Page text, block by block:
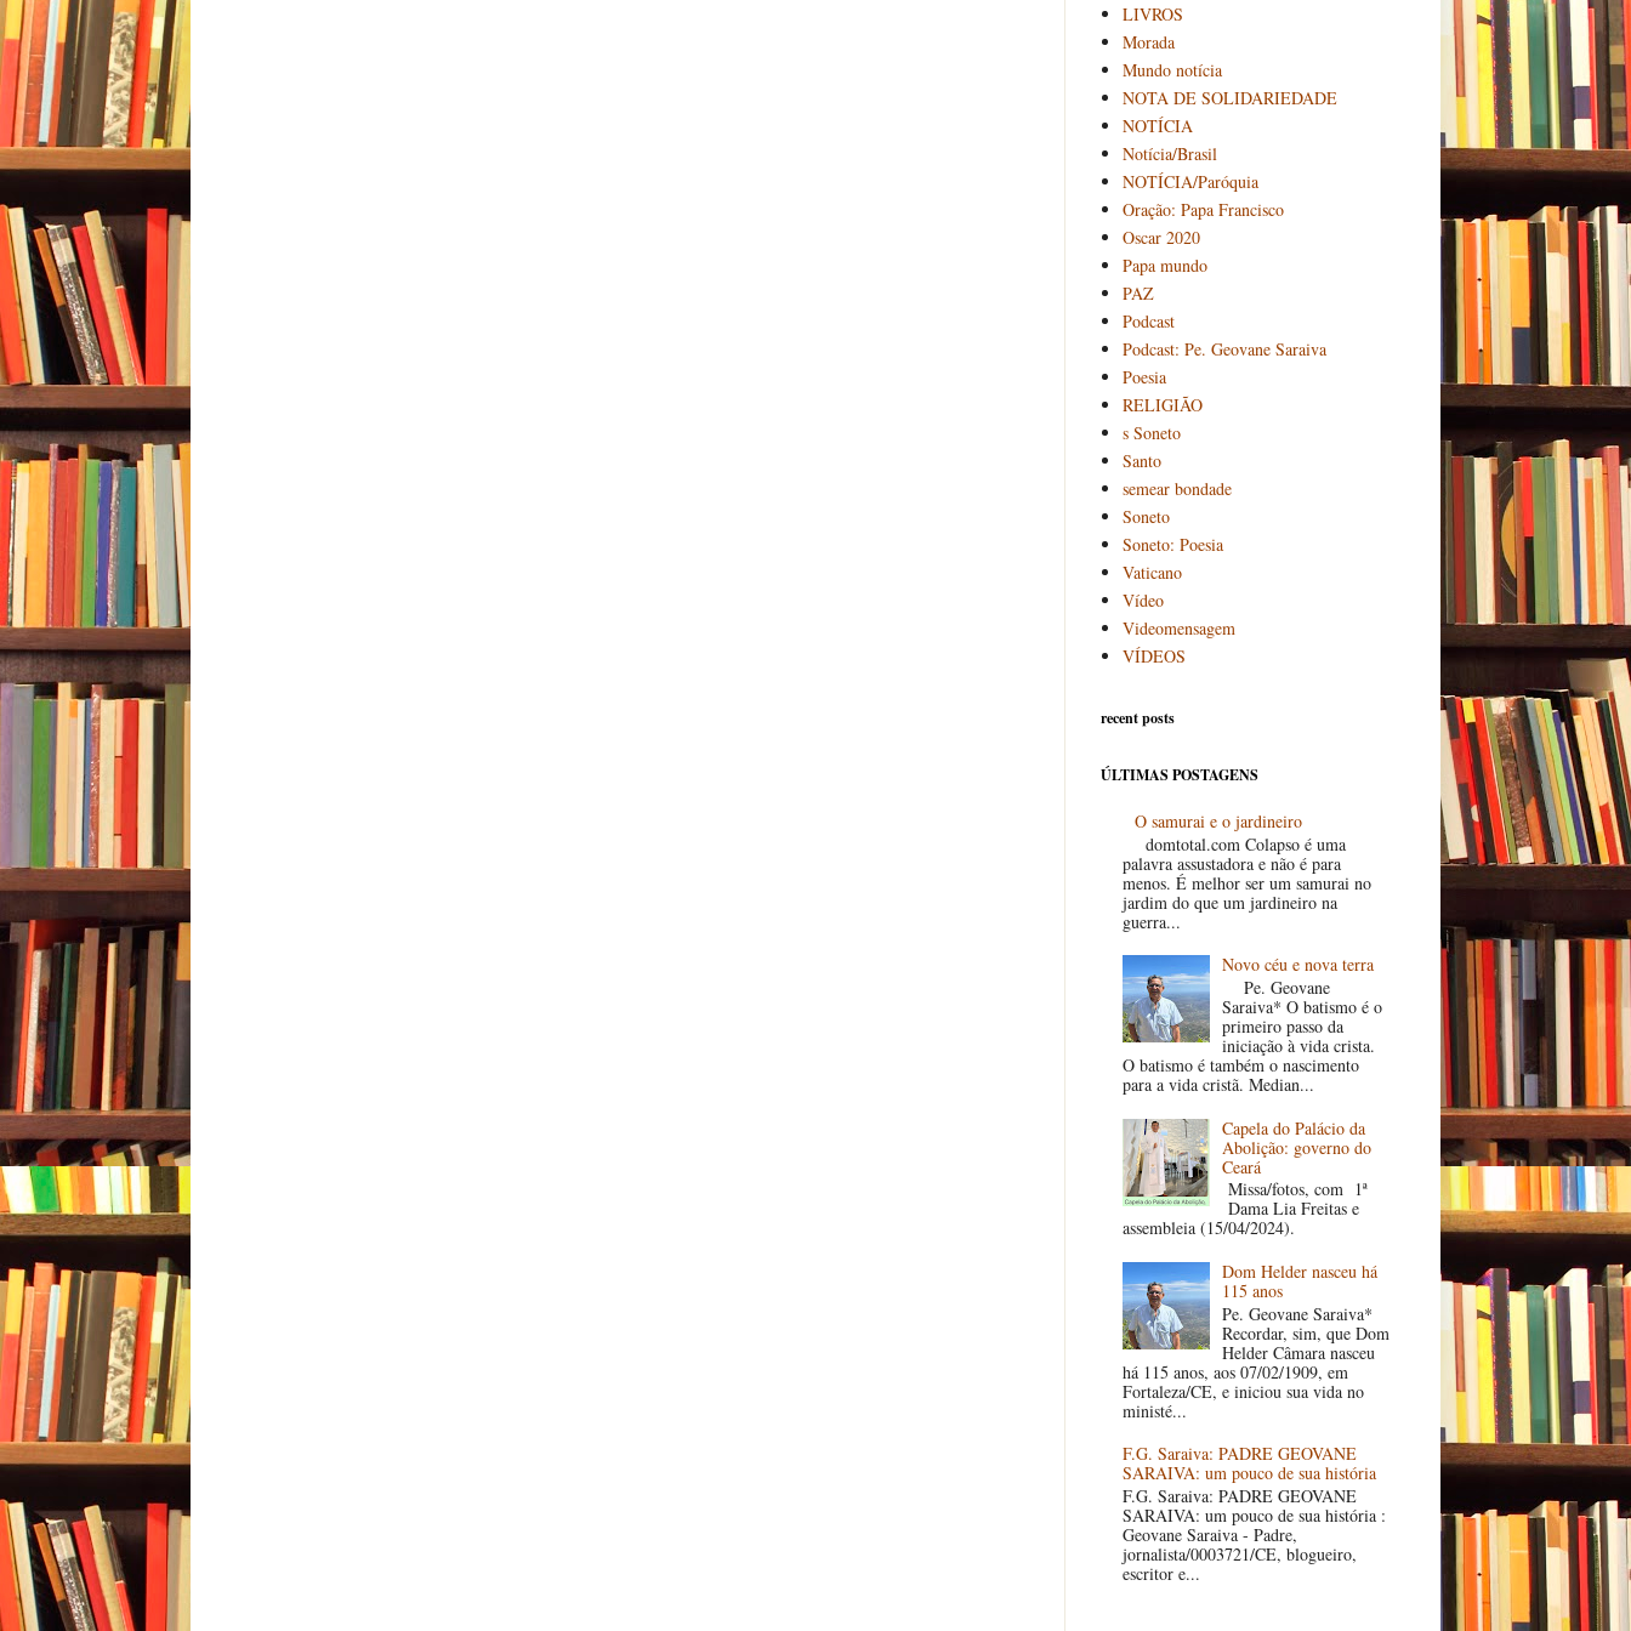
LIVROS
Morada
Mundo notícia
NOTA DE SOLIDARIEDADE
NOTÍCIA
Notícia/Brasil
NOTÍCIA/Paróquia
Oração: Papa Francisco
Oscar 2020
Papa mundo
PAZ
Podcast
Podcast: Pe. Geovane Saraiva
Poesia
RELIGIÃO
s Soneto
Santo
semear bondade
Soneto
Soneto: Poesia
Vaticano
Vídeo
Videomensagem
VÍDEOS
recent posts
ÚLTIMAS POSTAGENS
O samurai e o jardineiro
domtotal.com Colapso é uma
palavra assustadora e não é para
menos. É melhor ser um samurai no
jardim do que um jardineiro na
guerra...
Novo céu e nova terra
Pe. Geovane
Saraiva* O batismo é o
primeiro passo da
iniciação à vida crista.
O batismo é também o nascimento
para a vida cristã. Median...
Capela do Palácio da
Abolição: governo do
Ceará
Missa/fotos, com 1ª
Dama Lia Freitas e
assembleia (15/04/2024).
Dom Helder nasceu há
115 anos
Pe. Geovane Saraiva*
Recordar, sim, que Dom
Helder Câmara nasceu
há 115 anos, aos 07/02/1909, em
Fortaleza/CE, e iniciou sua vida no
ministé...
F.G. Saraiva: PADRE GEOVANE
SARAIVA: um pouco de sua história
F.G. Saraiva: PADRE GEOVANE
SARAIVA: um pouco de sua história :
Geovane Saraiva - Padre,
jornalista/0003721/CE, blogueiro,
escritor e...